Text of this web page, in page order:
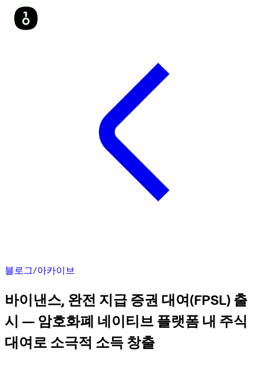
블로그/아카이브
바이낸스, 완전 지급 증권 대여(FPSL) 출
시 — 암호화폐 네이티브 플랫폼 내 주식
대여로 소극적 소득 창출